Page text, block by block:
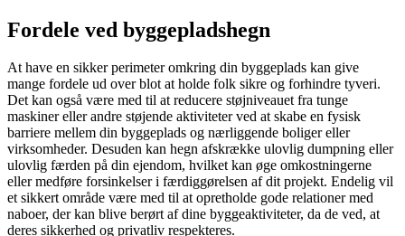
Fordele ved byggepladshegn
At have en sikker perimeter omkring din byggeplads kan give
mange fordele ud over blot at holde folk sikre og forhindre tyveri.
Det kan også være med til at reducere støjniveauet fra tunge
maskiner eller andre støjende aktiviteter ved at skabe en fysisk
barriere mellem din byggeplads og nærliggende boliger eller
virksomheder. Desuden kan hegn afskrække ulovlig dumpning eller
ulovlig færden på din ejendom, hvilket kan øge omkostningerne
eller medføre forsinkelser i færdiggørelsen af dit projekt. Endelig vil
et sikkert område være med til at opretholde gode relationer med
naboer, der kan blive berørt af dine byggeaktiviteter, da de ved, at
deres sikkerhed og privatliv respekteres.